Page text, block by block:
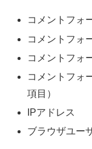
コメントフォ
コメントフォ
コメントフォ
コメントフォ
項目）
IPアドレス
ブラウザユー